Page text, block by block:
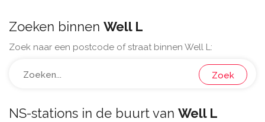
Zoeken binnen Well L
Zoek naar een postcode of straat binnen Well L:
Zoek
NS-stations in de buurt van Well L